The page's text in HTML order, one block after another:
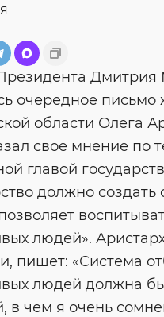
Дмитрия
очередное письмо
области Олега
свое мнение по
главой
должно создать
людей».
пишет: «Система
людей должна
в чем я очень